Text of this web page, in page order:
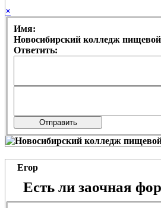
×
Имя:
Новосибирский колледж
Ответить:
Егор
Есть ли заочная